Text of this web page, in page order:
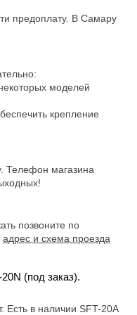
предоплату. В Самару
моделей
крепление
Телефон магазина
позвоните по
адрес и схема проезда
(под заказ).
Есть в наличии SFT-20A